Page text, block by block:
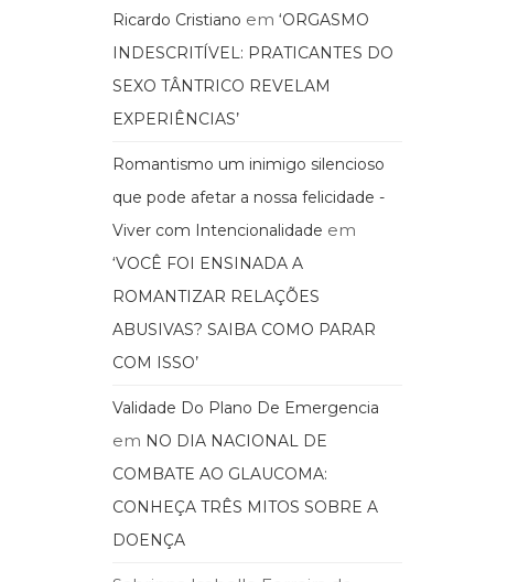
Ricardo Cristiano em ‘ORGASMO
INDESCRITÍVEL: PRATICANTES DO
SEXO TÂNTRICO REVELAM
EXPERIÊNCIAS’
Romantismo um inimigo silencioso
que pode afetar a nossa felicidade -
Viver com Intencionalidade em
‘VOCÊ FOI ENSINADA A
ROMANTIZAR RELAÇÕES
ABUSIVAS? SAIBA COMO PARAR
COM ISSO’
Validade Do Plano De Emergencia
em NO DIA NACIONAL DE
COMBATE AO GLAUCOMA:
CONHEÇA TRÊS MITOS SOBRE A
DOENÇA